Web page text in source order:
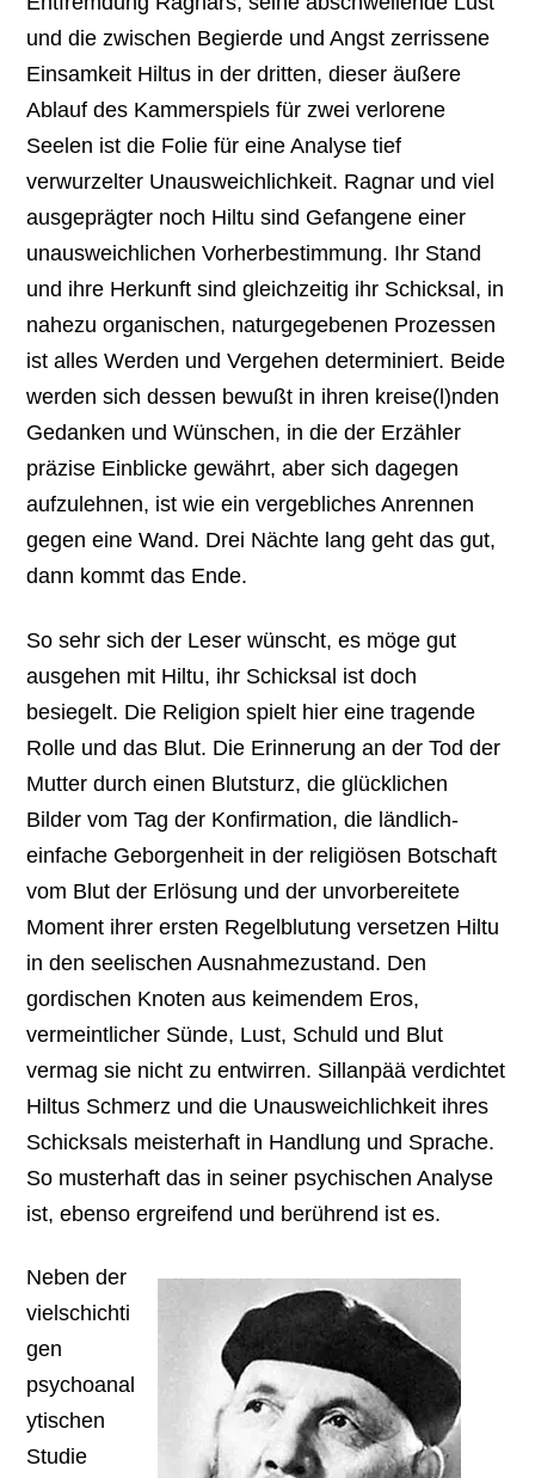
und die zwischen Begierde und Angst zerrissene
Einsamkeit Hiltus in der dritten, dieser äußere
Ablauf des Kammerspiels für zwei verlorene
Seelen ist die Folie für eine Analyse tief
verwurzelter Unausweichlichkeit. Ragnar und viel
ausgeprägter noch Hiltu sind Gefangene einer
unausweichlichen Vorherbestimmung. Ihr Stand
und ihre Herkunft sind gleichzeitig ihr Schicksal, in
nahezu organischen, naturgegebenen Prozessen
ist alles Werden und Vergehen determiniert. Beide
werden sich dessen bewußt in ihren kreise(l)nden
Gedanken und Wünschen, in die der Erzähler
präzise Einblicke gewährt, aber sich dagegen
aufzulehnen, ist wie ein vergebliches Anrennen
gegen eine Wand. Drei Nächte lang geht das gut,
dann kommt das Ende.
So sehr sich der Leser wünscht, es möge gut
ausgehen mit Hiltu, ihr Schicksal ist doch
besiegelt. Die Religion spielt hier eine tragende
Rolle und das Blut. Die Erinnerung an der Tod der
Mutter durch einen Blutsturz, die glücklichen
Bilder vom Tag der Konfirmation, die ländlich-
einfache Geborgenheit in der religiösen Botschaft
vom Blut der Erlösung und der unvorbereitete
Moment ihrer ersten Regelblutung versetzen Hiltu
in den seelischen Ausnahmezustand. Den
gordischen Knoten aus keimendem Eros,
vermeintlicher Sünde, Lust, Schuld und Blut
vermag sie nicht zu entwirren. Sillanpää verdichtet
Hiltus Schmerz und die Unausweichlichkeit ihres
Schicksals meisterhaft in Handlung und Sprache.
So musterhaft das in seiner psychischen Analyse
ist, ebenso ergreifend und berührend ist es.
Neben der
vielschichti
gen
psychoanal
ytischen
Studie